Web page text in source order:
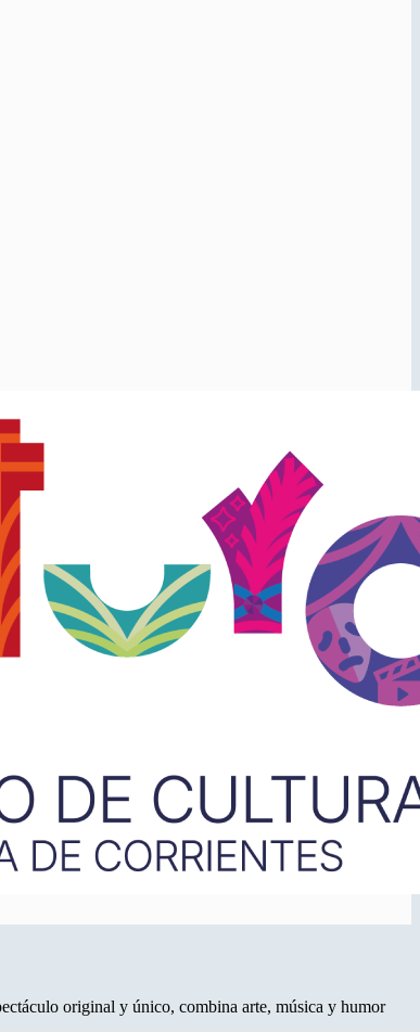
original y único, combina arte, música y humor